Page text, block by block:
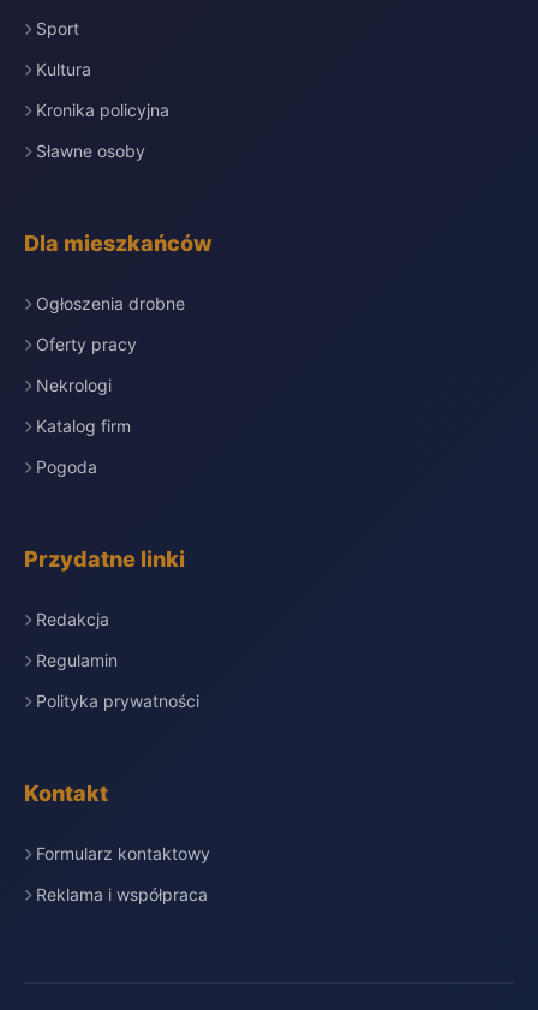
Sport
Kultura
Kronika policyjna
Sławne osoby
Dla mieszkańców
Ogłoszenia drobne
Oferty pracy
Nekrologi
Katalog firm
Pogoda
Przydatne linki
Redakcja
Regulamin
Polityka prywatności
Kontakt
Formularz kontaktowy
Reklama i współpraca